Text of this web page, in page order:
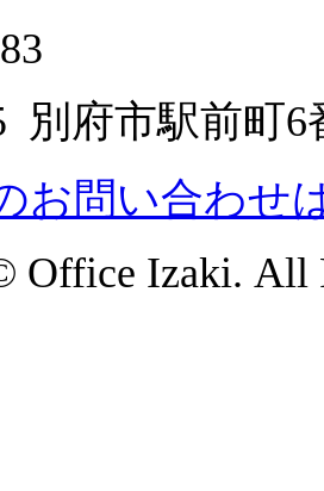
別府市駅前町
お問い合わせ
Office Izaki. All